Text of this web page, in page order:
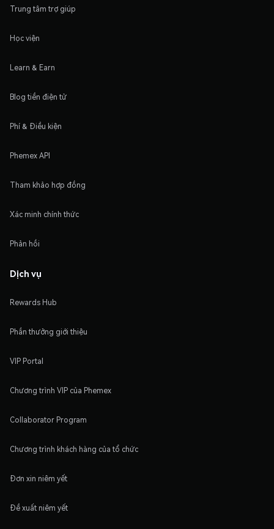
Trung tâm trợ giúp
Học viện
Learn & Earn
Blog tiền điện tử
Phí & Điều kiện
Phemex API
Tham khảo hợp đồng
Xác minh chính thức
Phản hồi
Dịch vụ
Rewards Hub
Phần thưởng giới thiệu
VIP Portal
Chương trình VIP của Phemex
Collaborator Program
Chương trình khách hàng của tổ chức
Đơn xin niêm yết
Đề xuất niêm yết